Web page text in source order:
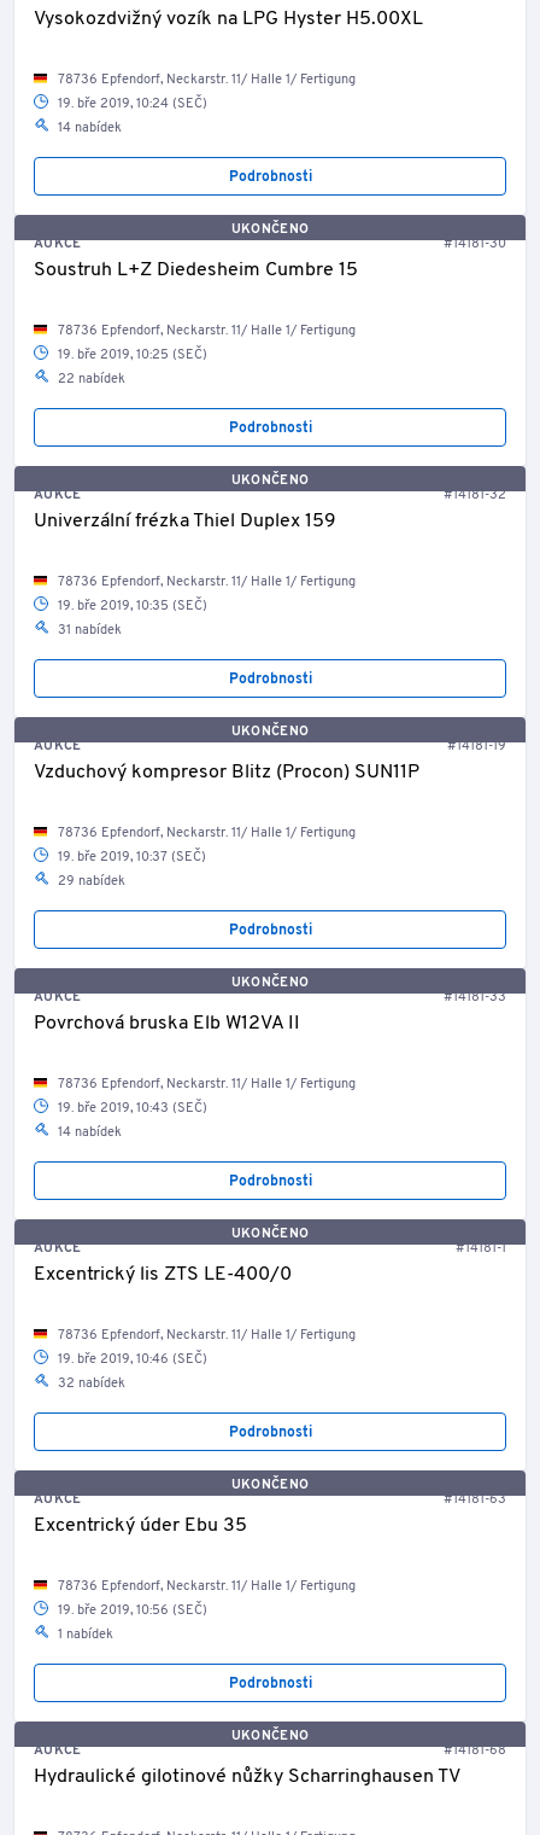
Vysokozdvižný vozík na LPG Hyster H5.00XL
78736 Epfendorf, Neckarstr. 11/ Halle 1/ Fertigung
19. bře 2019, 10:24 (SEČ)
14 nabídek
Podrobnosti
UKONČENO
AUKCE
#14181-30
Soustruh L+Z Diedesheim Cumbre 15
78736 Epfendorf, Neckarstr. 11/ Halle 1/ Fertigung
19. bře 2019, 10:25 (SEČ)
22 nabídek
Podrobnosti
UKONČENO
AUKCE
#14181-32
Univerzální frézka Thiel Duplex 159
78736 Epfendorf, Neckarstr. 11/ Halle 1/ Fertigung
19. bře 2019, 10:35 (SEČ)
31 nabídek
Podrobnosti
UKONČENO
AUKCE
#14181-19
Vzduchový kompresor Blitz (Procon) SUN11P
78736 Epfendorf, Neckarstr. 11/ Halle 1/ Fertigung
19. bře 2019, 10:37 (SEČ)
29 nabídek
Podrobnosti
UKONČENO
AUKCE
#14181-33
Povrchová bruska Elb W12VA II
78736 Epfendorf, Neckarstr. 11/ Halle 1/ Fertigung
19. bře 2019, 10:43 (SEČ)
14 nabídek
Podrobnosti
UKONČENO
AUKCE
#14181-1
Excentrický lis ZTS LE-400/0
78736 Epfendorf, Neckarstr. 11/ Halle 1/ Fertigung
19. bře 2019, 10:46 (SEČ)
32 nabídek
Podrobnosti
UKONČENO
AUKCE
#14181-63
Excentrický úder Ebu 35
78736 Epfendorf, Neckarstr. 11/ Halle 1/ Fertigung
19. bře 2019, 10:56 (SEČ)
1 nabídek
Podrobnosti
UKONČENO
AUKCE
#14181-68
Hydraulické gilotinové nůžky Scharringhausen TV